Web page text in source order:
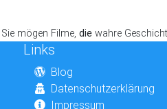
Sie mögen Filme, die wahre
Links
Blog
Datenschutzerklärung
Impressum